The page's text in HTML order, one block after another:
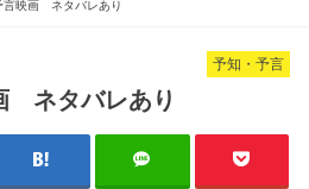
言映画 ネタバレあり
予知・予言
ネタバレあり